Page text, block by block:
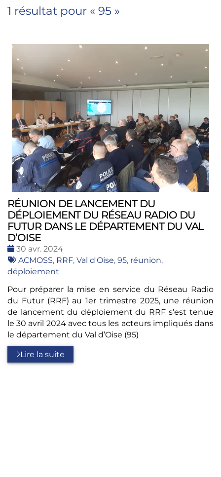
1 résultat pour « 95 »
RÉUNION DE LANCEMENT DU
DÉPLOIEMENT DU RÉSEAU RADIO DU
FUTUR DANS LE DÉPARTEMENT DU VAL
D’OISE
Date
:
30 avr. 2024
Tags
:
ACMOSS, RRF, Val d'Oise, 95, réunion,
déploiement
Pour préparer la mise en service du Réseau Radio
du Futur (RRF) au 1er trimestre 2025, une réunion
de lancement du déploiement du RRF s’est tenue
le 30 avril 2024 avec tous les acteurs impliqués dans
le département du Val d’Oise (95)
Lire la suite